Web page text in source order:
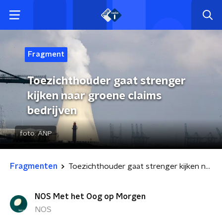
Fragment
Toezichthouder gaat strenger
kijken naar groene claims
bedrijven
foto:ANP
Fragmenten Toezichthouder gaat strenger kijken naar groene claims bedrijven
NOS Met het Oog op Morgen
NOS